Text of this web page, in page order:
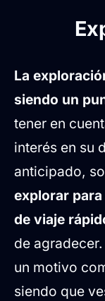
La
siendo un
tener en
interés en su
anticipado,
explorar
de viaje
de
un motivo
siendo que